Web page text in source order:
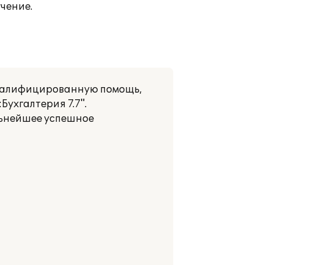
помощь,
7.7".
успешное